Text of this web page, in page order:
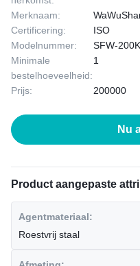
Merknaam:
Certificering:
ISO
Modelnummer:
SFW-
Minimale
bestelhoeveelheid:
1
Prijs: 200000
Nu
Product aangepaste
Agentmateriaal:
Roestvrij staal